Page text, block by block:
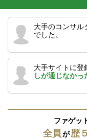
大手のコンサル
でした。
大手サイトに登
しが通じなかっ
ファゲッ
全員が歴